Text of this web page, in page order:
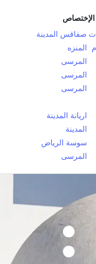
صفاقس المدينة
المنزه
المرسى
المرسى
المرسى
اريانة المدينة
المدينة
سوسة الرياض
المرسى